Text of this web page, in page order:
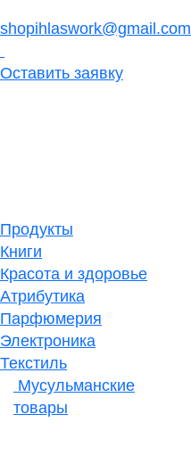
shopihlaswork@gmail.com
Оставить заявку
Продукты
Книги
Красота и здоровье
Атрибутика
Парфюмерия
Электроника
Текстиль
Мусульманские
товары